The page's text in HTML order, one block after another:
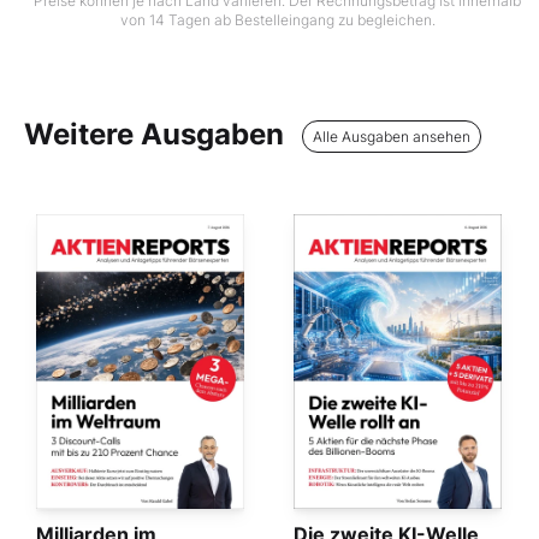
von 14 Tagen ab Bestelleingang zu begleichen.
Weitere Ausgaben Alle Ausgaben ansehen